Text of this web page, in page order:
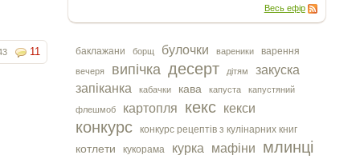
Весь ефір
баклажани борщ булочки вареники варення
вечеря випічка десерт дітям
закуска
запіканка
кабачки кава капуста капустяний
флешмоб картопля кекс кекси
конкурс конкурс рецептів з кулінарних книг
котлети кукорама курка мафіни млинці
11